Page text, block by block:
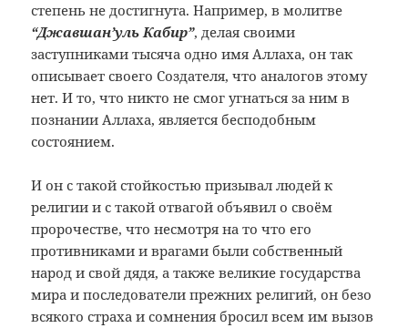
степень не достигнута. Например, в молитве
“Джавшан’уль Кабир”, делая своими
заступниками тысяча одно имя Аллаха, он так
описывает своего Создателя, что аналогов этому
нет. И то, что никто не смог угнаться за ним в
познании Аллаха, является бесподобным
состоянием.
И он с такой стойкостью призывал людей к
религии и с такой отвагой объявил о своём
пророчестве, что несмотря на то что его
противниками и врагами были собственный
народ и свой дядя, а также великие государства
мира и последователи прежних религий, он безо
всякого страха и сомнения бросил всем им вызов